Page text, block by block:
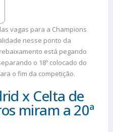
vagas para a Champions
nesse ponto da
está pegando
o 18º colocado do
o fim da competição.
x Celta de
miram a 20ª